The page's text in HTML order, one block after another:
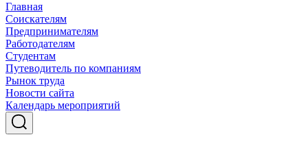
Главная
Соискателям
Предпринимателям
Работодателям
Студентам
Путеводитель по компаниям
Рынок труда
Новости сайта
Календарь мероприятий